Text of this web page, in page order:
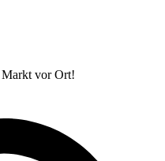
Markt vor Ort!